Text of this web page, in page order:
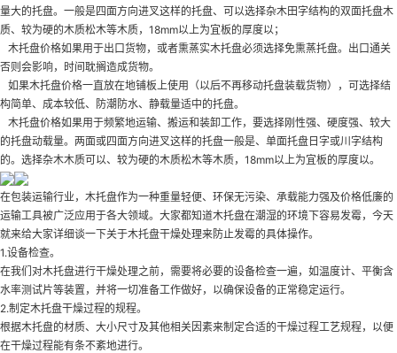
量大的托盘。一般是四面方向进叉这样的托盘、可以选择杂木田字结构的双面托盘木
质、较为硬的木质松木等木质，18mm以上为宜板的厚度以；
木托盘价格如果用于出口货物，或者熏蒸实木托盘必须选择免熏蒸托盘。出口通关
否则会影响，时间耽搁造成货物。
如果木托盘价格一直放在地铺板上使用（以后不再移动托盘装载货物），可选择结
构简单、成本较低、防潮防水、静载量适中的托盘。
木托盘价格如果用于频繁地运输、搬运和装卸工作，要选择刚性强、硬度强、较大
的托盘动载量。两面或四面方向进叉这样的托盘一般是、单面托盘日字或川字结构
的。选择杂木木质可以、较为硬的木质松木等木质，18mm以上为宜板的厚度以。
在包装运输行业，木托盘作为一种重量轻便、环保无污染、承载能力强及价格低廉的
运输工具被广泛应用于各大领域。大家都知道木托盘在潮湿的环境下容易发霉，今天
就来给大家详细谈一下关于木托盘干燥处理来防止发霉的具体操作。
1.设备检查。
在我们对木托盘进行干燥处理之前，需要将必要的设备检查一遍，如温度计、平衡含
水率测试片等装置，并将一切准备工作做好，以确保设备的正常稳定运行。
2.制定木托盘干燥过程的规程。
根据木托盘的材质、大小尺寸及其他相关因素来制定合适的干燥过程工艺规程，以便
在干燥过程能有条不紊地进行。